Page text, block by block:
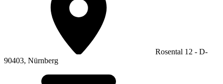
Rosental 12 - D-
90403, Nürnberg